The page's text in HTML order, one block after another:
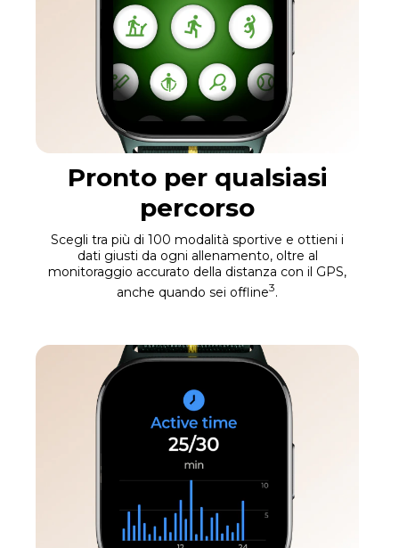
Pronto per qualsiasi
percorso
Scegli tra più di 100 modalità sportive e ottieni i
dati giusti da ogni allenamento, oltre al
monitoraggio accurato della distanza con il GPS,
anche quando sei offline3.